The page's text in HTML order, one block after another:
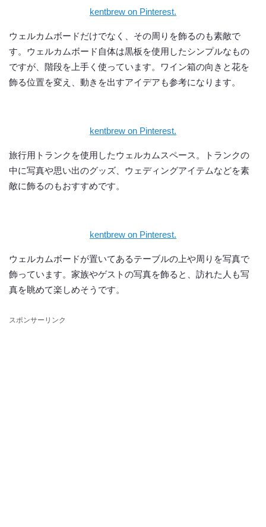
kentbrew on Pinterest.
ウェルカムボードだけでなく、その周りを飾るのも素敵で
す。ウェルカムボード自体は黒板を使用したシンプルなもの
ですが、階段を上手く使っています。ワイン箱の向きと花を
飾る位置を変え、動きを出すアイデアも参考になります。
kentbrew on Pinterest.
旅行用トランクを使用したウェルカムスペース。トランクの
中に写真や思い出のグッズ、ウェディングアイテムなどを素
敵に飾るのもおすすめです。
kentbrew on Pinterest.
ウェルカムボードが置いてあるテーブルの上や周りを写真で
飾っています。家族やゲストの写真を飾ると、訪れた人も写
真を眺めて楽しめそうです。
スポンサーリンク